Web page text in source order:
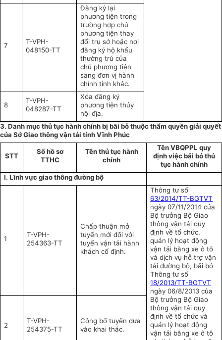
7
T-VPH-
048150-TT
Đăng ký lại
phương tiện trong
trường hợp chủ
phương tiện thay
đổi trụ sở hoặc nơi
đăng ký hộ khẩu
thường trú của
chủ phương tiện
sang đơn vị hành
chính tỉnh khác.
8
T-VPH-
048287-TT
Xóa đăng ký
phương tiện thủy
nội địa.
3. Danh mục thủ tục hành chính bị bãi bỏ thuộc thẩm quyền giải quyết
của Sở Giao thông vận tải tỉnh Vĩnh Phúc
STT
Số hồ sơ
TTHC
Tên thủ tục hành
chính
Tên VBQPPL quy
định việc bãi bỏ thủ
tục hành chính
I. Lĩnh vực giao thông đường bộ
1
T-VPH-
254363-TT
Chấp thuận mở
tuyến mới đối với
tuyến vận tải hành
khách cố định.
Thông tư số
63/2014/TT-BGTVT
ngày 07/11/2014 của
Bộ trưởng Bộ Giao
thông vận tải quy
định về tổ chức,
quản lý hoạt động
vận tải bằng xe ô tô
và dịch vụ hỗ trợ vận
tải đường bộ, bãi bỏ
Thông tư số
18/2013/TT-BGTVT
ngày 06/8/2013 của
Bộ trưởng Bộ Giao
thông vận tải quy
định về tổ chức và
quản lý hoạt động
vận tải bằng xe ô tô
2
T-VPH-
254375-TT
Công bố tuyến đưa
vào khai thác.